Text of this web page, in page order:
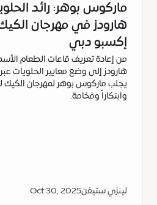
ماركوس بوهر: رائد
هارودز في مهرجان
إكسبو دبي
من إعادة تعريف قاعات الطعام
هارودز إلى وضع معايير الحلويات
يجلب ماركوس بوهر لمهرجان الكيك
وابتكاراً وفخامة.
لينزي ستيفنOct 30, 2025